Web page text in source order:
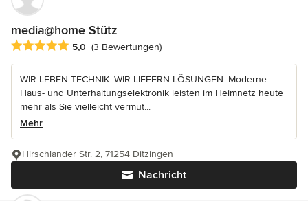
media@home Stütz
Durchschnittliche Bewertung: 5 von 5 Sternen
5,0 (3 Bewertungen)
WIR LEBEN TECHNIK. WIR LIEFERN LÖSUNGEN. Moderne
Haus- und Unterhaltungselektronik leisten im Heimnetz heute
mehr als Sie vielleicht vermut...
Mehr
Nachricht
Hirschlander Str. 2, 71254 Ditzingen